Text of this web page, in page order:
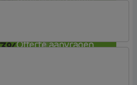
Offerte aanvragen